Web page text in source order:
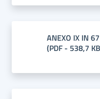
ANEXO IX IN
(PDF - 538,7 KB